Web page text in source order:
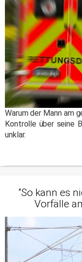
Warum der Mann am
Kontrolle über seine
unklar.
"So kann es
Vorfälle